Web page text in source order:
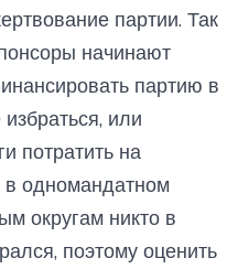
партии. Так
начинают
партию в
или
потратить на
одномандатном
округам никто в
поэтому оценить